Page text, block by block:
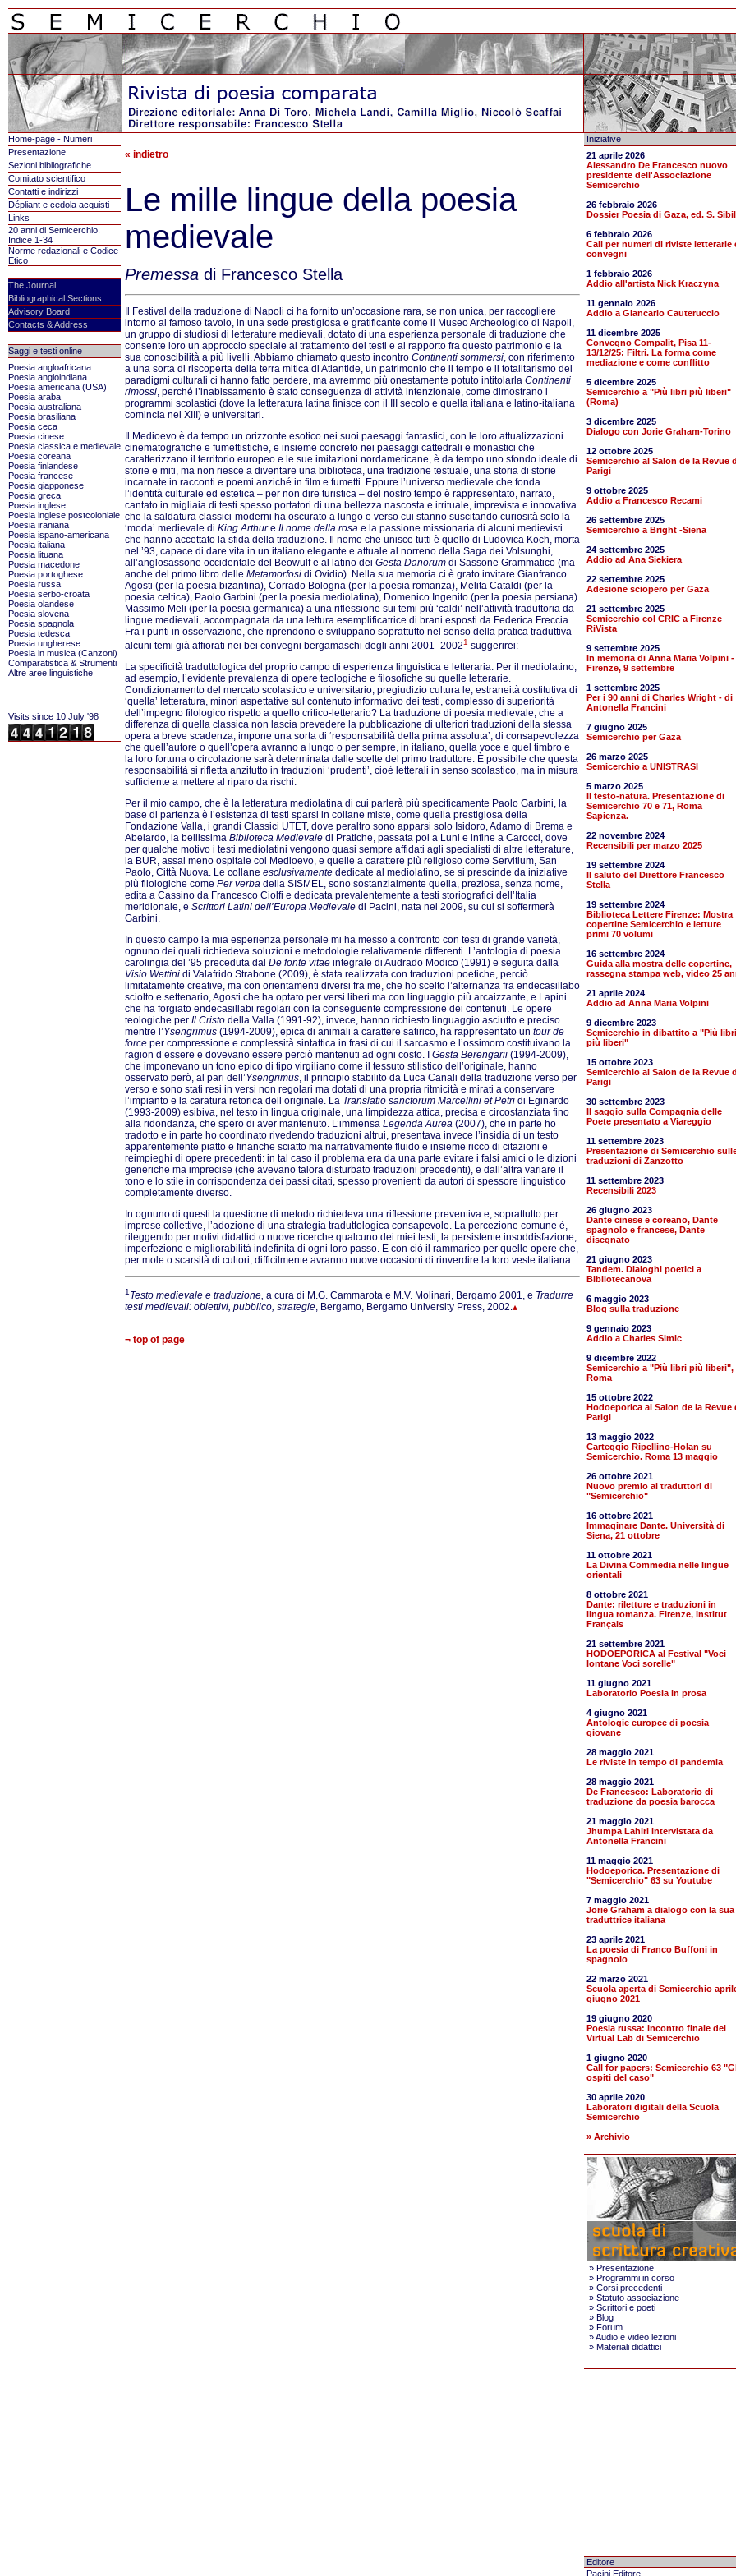
Home-page - Numeri
Presentazione
Sezioni bibliografiche
Comitato scientifico
Contatti e indirizzi
Dépliant e cedola acquisti
Links
20 anni di Semicerchio.
Indice 1-34
Norme redazionali e Codice
Etico
The Journal
Bibliographical Sections
Advisory Board
Contacts & Address
Saggi e testi online
Poesia angloafricana
Poesia angloindiana
Poesia americana (USA)
Poesia araba
Poesia australiana
Poesia brasiliana
Poesia ceca
Poesia cinese
Poesia classica e medievale
Poesia coreana
Poesia finlandese
Poesia francese
Poesia giapponese
Poesia greca
Poesia inglese
Poesia inglese postcoloniale
Poesia iraniana
Poesia ispano-americana
Poesia italiana
Poesia lituana
Poesia macedone
Poesia portoghese
Poesia russa
Poesia serbo-croata
Poesia olandese
Poesia slovena
Poesia spagnola
Poesia tedesca
Poesia ungherese
Poesia in musica (Canzoni)
Comparatistica & Strumenti
Altre aree linguistiche
Visits since 10 July '98
« indietro
Le mille lingue della poesia
medievale
Premessa di Francesco Stella
Il Festival della traduzione di Napoli ci ha fornito un’occasione rara, se non unica, per raccogliere
intorno al famoso tavolo, in una sede prestigiosa e gratificante come il Museo Archeologico di Napoli,
un gruppo di studiosi di letterature medievali, dotato di una esperienza personale di traduzione che
consente loro un approccio speciale al trattamento dei testi e al rapporto fra questo patrimonio e la
sua conoscibilità a più livelli. Abbiamo chiamato questo incontro Continenti sommersi, con riferimento
a una sorta di riscoperta della terra mitica di Atlantide, un patrimonio che il tempo e il totalitarismo dei
paradigmi culturali ci hanno fatto perdere, ma avremmo più onestamente potuto intitolarla Continenti
rimossi, perché l’inabissamento è stato conseguenza di attività intenzionale, come dimostrano i
programmi scolastici (dove la letteratura latina finisce con il III secolo e quella italiana e latino-italiana
comincia nel XIII) e universitari.
Il Medioevo è da tempo un orizzonte esotico nei suoi paesaggi fantastici, con le loro attualizzazioni
cinematografiche e fumettistiche, e insieme concreto nei paesaggi cattedrali e monastici che
caratterizzano il territorio europeo e le sue imitazioni nordamericane, è da tempo uno sfondo ideale di
storie e miti, ma non riesce a diventare una biblioteca, una tradizione testuale, una storia di storie
incarnate in racconti e poemi anziché in film e fumetti. Eppure l’universo medievale che fonda
l’identità culturale ed estetica – per non dire turistica – del nostro tempo è rappresentato, narrato,
cantato in migliaia di testi spesso portatori di una bellezza nascosta e irrituale, imprevista e innovativa
che la saldatura classici-moderni ha oscurato a lungo e verso cui stanno suscitando curiosità solo la
‘moda’ medievale di King Arthure Il nome della rosa e la passione missionaria di alcuni medievisti
che hanno accettato la sfida della traduzione. Il nome che unisce tutti è quello di Ludovica Koch, morta
nel ’93, capace di dare vita in un italiano elegante e attuale al norreno della Saga dei Volsunghi,
all’anglosassone occidentale del Beowulf e al latino dei Gesta Danorum di Sassone Grammatico (ma
anche del primo libro delle Metamorfosi di Ovidio). Nella sua memoria ci è grato invitare Gianfranco
Agosti (per la poesia bizantina), Corrado Bologna (per la poesia romanza), Melita Cataldi (per la
poesia celtica), Paolo Garbini (per la poesia mediolatina), Domenico Ingenito (per la poesia persiana)
Massimo Meli (per la poesia germanica) a una riflessione sui temi più ‘caldi’ nell’attività traduttoria da
lingue medievali, accompagnata da una lettura esemplificatrice di brani esposti da Federica Freccia.
Fra i punti in osservazione, che riprendono e sviluppano soprattutto nel senso della pratica traduttiva
alcuni temi già affiorati nei bei convegni bergamaschi degli anni 2001- 20021 suggerirei:
La specificità traduttologica del proprio campo di esperienza linguistica e letteraria. Per il mediolatino,
ad esempio, l’evidente prevalenza di opere teologiche e filosofiche su quelle letterarie.
Condizionamento del mercato scolastico e universitario, pregiudizio cultura le, estraneità costitutiva di
‘quella’ letteratura, minori aspettative sul contenuto informativo dei testi, complesso di superiorità
dell’impegno filologico rispetto a quello critico-letterario? La traduzione di poesia medievale, che a
differenza di quella classica non lascia prevedere la pubblicazione di ulteriori traduzioni della stessa
opera a breve scadenza, impone una sorta di ‘responsabilità della prima assoluta’, di consapevolezza
che quell’autore o quell’opera avranno a lungo o per sempre, in italiano, quella voce e quel timbro e
la loro fortuna o circolazione sarà determinata dalle scelte del primo traduttore. È possibile che questa
responsabilità si rifletta anzitutto in traduzioni ‘prudenti’, cioè letterali in senso scolastico, ma in misura
sufficiente a mettere al riparo da rischi.
Per il mio campo, che è la letteratura mediolatina di cui parlerà più specificamente Paolo Garbini, la
base di partenza è l’esistenza di testi sparsi in collane miste, come quella prestigiosa della
Fondazione Valla, i grandi Classici UTET, dove peraltro sono apparsi solo Isidoro, Adamo di Brema e
Abelardo, la bellissima Biblioteca Medievale di Pratiche, passata poi a Luni e infine a Carocci, dove
per qualche motivo i testi mediolatini vengono quasi sempre affidati agli specialisti di altre letterature,
la BUR, assai meno ospitale col Medioevo, e quelle a carattere più religioso come Servitium, San
Paolo, Città Nuova. Le collane esclusivamente dedicate al mediolatino, se si prescinde da iniziative
più filologiche come Per verba della SISMEL, sono sostanzialmente quella, preziosa, senza nome,
edita a Cassino da Francesco Ciolfi e dedicata prevalentemente a testi storiografici dell’Italia
meridionale, e Scrittori Latini dell’Europa Medievale di Pacini, nata nel 2009, su cui si soffermerà
Garbini.
In questo campo la mia esperienza personale mi ha messo a confronto con testi di grande varietà,
ognuno dei quali richiedeva soluzioni e metodologie relativamente differenti. L’antologia di poesia
carolingia del ’95 preceduta dal De fonte vitae integrale di Audrado Modico (1991) e seguita dalla
Visio Wettini di Valafrido Strabone (2009), è stata realizzata con traduzioni poetiche, perciò
limitatamente creative, ma con orientamenti diversi fra me, che ho scelto l’alternanza fra endecasillabo
sciolto e settenario, Agosti che ha optato per versi liberi ma con linguaggio più arcaizzante, e Lapini
che ha forgiato endecasillabi regolari con la conseguente compressione dei contenuti. Le opere
teologiche per Il Cristo della Valla (1991-92), invece, hanno richiesto linguaggio asciutto e preciso
mentre l’Ysengrimus (1994-2009), epica di animali a carattere satirico, ha rappresentato un tour de
force per compressione e complessità sintattica in frasi di cui il sarcasmo e l’ossimoro costituivano la
ragion d’essere e dovevano essere perciò mantenuti ad ogni costo. I Gesta Berengarii (1994-2009),
che imponevano un tono epico di tipo virgiliano come il tessuto stilistico dell’originale, hanno
osservato però, al pari dell’Ysengrimus, il principio stabilito da Luca Canali della traduzione verso per
verso e sono stati resi in versi non regolari ma dotati di una propria ritmicità e mirati a conservare
l’impianto e la caratura retorica dell’originale. La Translatio sanctorum Marcellini et Petri di Eginardo
(1993-2009) esibiva, nel testo in lingua originale, una limpidezza attica, precisa e circostanziata fino
alla ridondanza, che spero di aver mantenuto. L’immensa Legenda Aurea (2007), che in parte ho
tradotto e in parte ho coordinato rivedendo traduzioni altrui, presentava invece l’insidia di un testo
apparentemente piatto e finanche sciatto ma narrativamente fluido e insieme ricco di citazioni e
reimpieghi di opere precedenti: in tal caso il problema era da una parte evitare i falsi amici o le dizioni
generiche ma imprecise (che avevano talora disturbato traduzioni precedenti), e dall’altra variare il
tono e lo stile in corrispondenza dei passi citati, spesso provenienti da autori di spessore linguistico
completamente diverso.
In ognuno di questi la questione di metodo richiedeva una riflessione preventiva e, soprattutto per
imprese collettive, l’adozione di una strategia traduttologica consapevole. La percezione comune è,
rileggendo per motivi didattici o nuove ricerche qualcuno dei miei testi, la persistente insoddisfazione,
imperfezione e migliorabilità indefinita di ogni loro passo. E con ciò il rammarico per quelle opere che,
per mole o scarsità di cultori, difficilmente avranno nuove occasioni di rinverdire la loro veste italiana.
1 Testo medievale e traduzione, a cura di M.G. Cammarota e M.V. Molinari, Bergamo 2001, e Tradurre
testi medievali: obiettivi, pubblico, strategie, Bergamo, Bergamo University Press, 2002.▴
¬ top of page
Iniziative
21 aprile 2026
Alessandro De Francesco nuovo
presidente dell'Associazione
Semicerchio
26 febbraio 2026
Dossier Poesia di Gaza, ed. S.
6 febbraio 2026
Call per numeri di riviste letterarie
convegni
1 febbraio 2026
Addio all'artista Nick Kraczyna
11 gennaio 2026
Addio a Giancarlo Cauteruccio
11 dicembre 2025
Convegno Compalit, Pisa 11-
13/12/25: Filtri. La forma come
mediazione e come conflitto
5 dicembre 2025
Semicerchio a "Più libri più liberi"
(Roma)
3 dicembre 2025
Dialogo con Jorie Graham-Torino
12 ottobre 2025
Semicerchio al Salon de la Revue
Parigi
9 ottobre 2025
Addio a Francesco Recami
26 settembre 2025
Semicerchio a Bright -Siena
24 settembre 2025
Addio ad Ana Siekiera
22 settembre 2025
Adesione sciopero per Gaza
21 settembre 2025
Semicerchio col CRIC a Firenze
RiVista
9 settembre 2025
In memoria di Anna Maria Volpini -
Firenze, 9 settembre
1 settembre 2025
Per i 90 anni di Charles Wright - di
Antonella Francini
7 giugno 2025
Semicerchio per Gaza
26 marzo 2025
Semicerchio a UNISTRASI
5 marzo 2025
Il testo-natura. Presentazione di
Semicerchio 70 e 71, Roma
Sapienza.
22 novembre 2024
Recensibili per marzo 2025
19 settembre 2024
Il saluto del Direttore Francesco
Stella
19 settembre 2024
Biblioteca Lettere Firenze: Mostra
copertine Semicerchio e letture
primi 70 volumi
16 settembre 2024
Guida alla mostra delle copertine,
rassegna stampa web, video 25
21 aprile 2024
Addio ad Anna Maria Volpini
9 dicembre 2023
Semicerchio in dibattito a "Più libri
più liberi"
15 ottobre 2023
Semicerchio al Salon de la Revue
Parigi
30 settembre 2023
Il saggio sulla Compagnia delle
Poete presentato a Viareggio
11 settembre 2023
Presentazione di Semicerchio
traduzioni di Zanzotto
11 settembre 2023
Recensibili 2023
26 giugno 2023
Dante cinese e coreano, Dante
spagnolo e francese, Dante
disegnato
21 giugno 2023
Tandem. Dialoghi poetici a
Bibliotecanova
6 maggio 2023
Blog sulla traduzione
9 gennaio 2023
Addio a Charles Simic
9 dicembre 2022
Semicerchio a "Più libri più liberi",
Roma
15 ottobre 2022
Hodoeporica al Salon de la Revue
Parigi
13 maggio 2022
Carteggio Ripellino-Holan su
Semicerchio. Roma 13 maggio
26 ottobre 2021
Nuovo premio ai traduttori di
"Semicerchio"
16 ottobre 2021
Immaginare Dante. Università di
Siena, 21 ottobre
11 ottobre 2021
La Divina Commedia nelle lingue
orientali
8 ottobre 2021
Dante: riletture e traduzioni in
lingua romanza. Firenze, Institut
Français
21 settembre 2021
HODOEPORICA al Festival "Voci
lontane Voci sorelle"
11 giugno 2021
Laboratorio Poesia in prosa
4 giugno 2021
Antologie europee di poesia
giovane
28 maggio 2021
Le riviste in tempo di pandemia
28 maggio 2021
De Francesco: Laboratorio di
traduzione da poesia barocca
21 maggio 2021
Jhumpa Lahiri intervistata da
Antonella Francini
11 maggio 2021
Hodoeporica. Presentazione di
"Semicerchio" 63 su Youtube
7 maggio 2021
Jorie Graham a dialogo con la sua
traduttrice italiana
23 aprile 2021
La poesia di Franco Buffoni in
spagnolo
22 marzo 2021
Scuola aperta di Semicerchio
giugno 2021
19 giugno 2020
Poesia russa: incontro finale del
Virtual Lab di Semicerchio
1 giugno 2020
Call for papers: Semicerchio 63
ospiti del caso"
30 aprile 2020
Laboratori digitali della Scuola
Semicerchio
» Archivio
» Presentazione
» Programmi in corso
» Corsi precedenti
» Statuto associazione
» Scrittori e poeti
» Blog
» Forum
»Audio e video lezioni
» Materiali didattici
Editore
Pacini Editore